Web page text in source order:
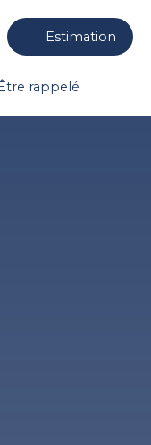
Estimation
rappelé